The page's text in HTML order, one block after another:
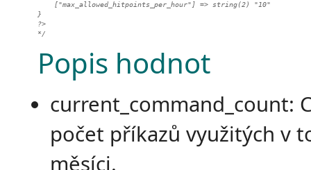
    ["max_allowed_hitpoints_per_hour"] => string(2) "10"
}
?>
*/
Popis hodnot
current_command_count:
počet příkazů využitých v
měsíci.